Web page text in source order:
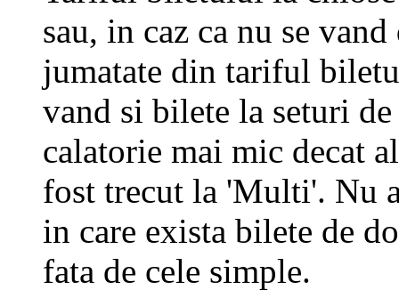
sau, in caz ca nu se
jumatate din tariful
vand si bilete la seturi
calatorie mai mic decat
fost trecut la 'Multi'. Nu
in care exista bilete de
fata de cele simple.